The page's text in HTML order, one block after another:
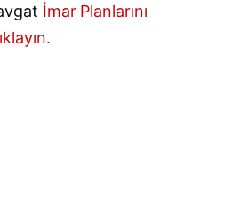
İmar Planlarını